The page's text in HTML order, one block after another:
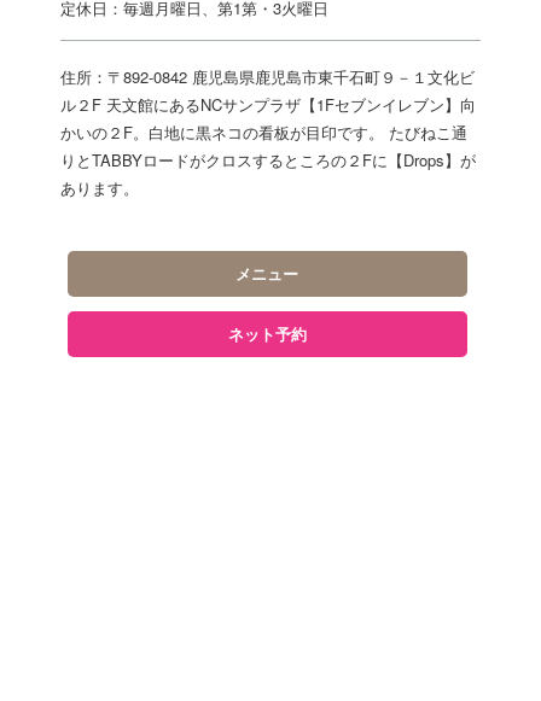
定休日：毎週月曜日、第1第・3火曜日
住所：〒892-0842 鹿児島県鹿児島市東千石町９－１文化ビ
ル２F 天文館にあるNCサンプラザ【1Fセブンイレブン】向
かいの２F。白地に黒ネコの看板が目印です。 たびねこ通
りとTABBYロードがクロスするところの２Fに【Drops】が
あります。
メニュー
ネット予約